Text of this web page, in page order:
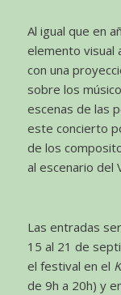
Al igual que en
elemento visual
con una
sobre los
escenas de las
este concierto
de los
al escenario del
Las entradas
15 al 21 de
el festival en el
de 9h a 20h) y